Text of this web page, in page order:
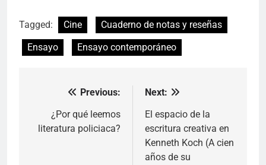
Tagged: Cine
Cuaderno de notas y reseñas
Ensayo
Ensayo contemporáneo
Navegación
entradas
Previous:
¿Por qué leemos
literatura policiaca?
Next:
El espacio de la
escritura creativa en
Kenneth Koch (A cien
años de su